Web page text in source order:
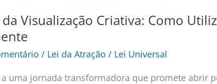
Visualização Criativa: Como
/ Lei da Atração / Lei Universal
uma jornada transformadora que promete abrir